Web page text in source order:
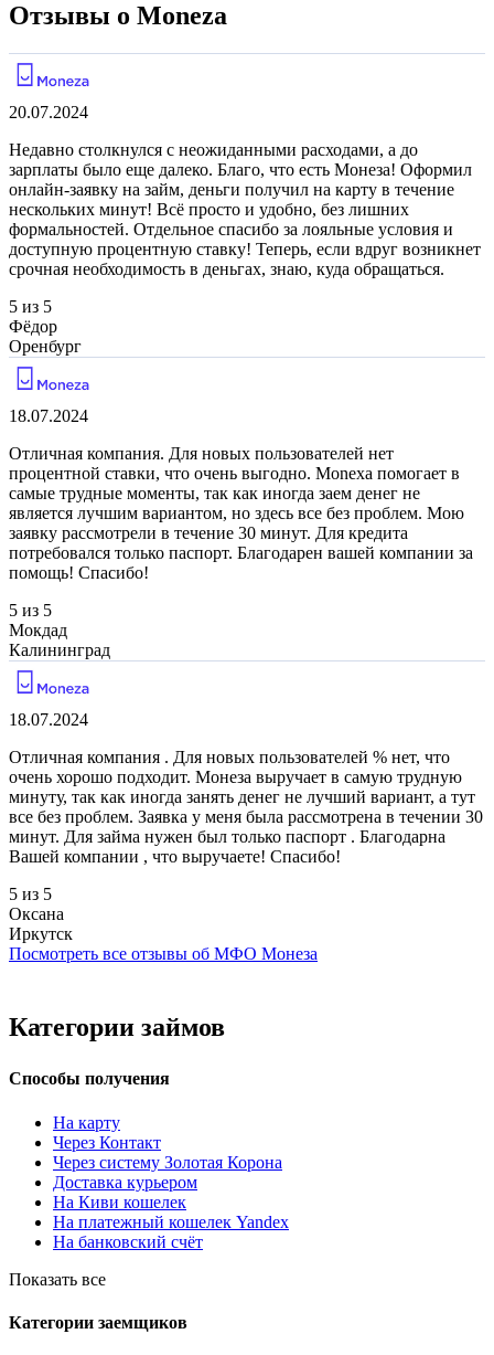
Отзывы о Moneza
20.07.2024
Недавно столкнулся с неожиданными расходами, а до
зарплаты было еще далеко. Благо, что есть Монеза! Оформил
онлайн-заявку на займ, деньги получил на карту в течение
нескольких минут! Всё просто и удобно, без лишних
формальностей. Отдельное спасибо за лояльные условия и
доступную процентную ставку! Теперь, если вдруг возникнет
срочная необходимость в деньгах, знаю, куда обращаться.
5 из 5
Фёдор
Оренбург
18.07.2024
Отличная компания. Для новых пользователей нет
процентной ставки, что очень выгодно. Monexa помогает в
самые трудные моменты, так как иногда заем денег не
является лучшим вариантом, но здесь все без проблем. Мою
заявку рассмотрели в течение 30 минут. Для кредита
потребовался только паспорт. Благодарен вашей компании за
помощь! Спасибо!
5 из 5
Мокдад
Калининград
18.07.2024
Отличная компания . Для новых пользователей % нет, что
очень хорошо подходит. Монеза выручает в самую трудную
минуту, так как иногда занять денег не лучший вариант, а тут
все без проблем. Заявка у меня была рассмотрена в течении 30
минут. Для займа нужен был только паспорт . Благодарна
Вашей компании , что выручаете! Спасибо!
5 из 5
Оксана
Иркутск
Посмотреть все отзывы об МФО Монеза
Категории займов
Способы получения
На карту
Через Контакт
Через систему Золотая Корона
Доставка курьером
На Киви кошелек
На платежный кошелек Yandex
На банковский счёт
Показать все
Категории заемщиков